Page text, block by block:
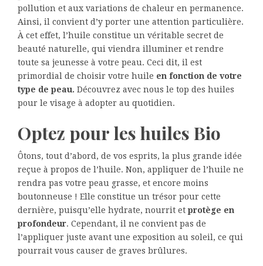
pollution et aux variations de chaleur en permanence.
Ainsi, il convient d’y porter une attention particulière.
À cet effet, l’huile constitue un véritable secret de
beauté naturelle, qui viendra illuminer et rendre
toute sa jeunesse à votre peau. Ceci dit, il est
primordial de choisir votre huile en fonction de votre
type de peau. Découvrez avec nous le top des huiles
pour le visage à adopter au quotidien.
Optez pour les huiles Bio
Ôtons, tout d’abord, de vos esprits, la plus grande idée
reçue à propos de l’huile. Non, appliquer de l’huile ne
rendra pas votre peau grasse, et encore moins
boutonneuse ! Elle constitue un trésor pour cette
dernière, puisqu’elle hydrate, nourrit et protège en
profondeur. Cependant, il ne convient pas de
l’appliquer juste avant une exposition au soleil, ce qui
pourrait vous causer de graves brûlures.